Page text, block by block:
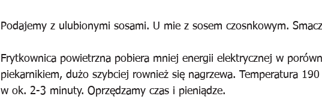
Podajemy z ulubionymi sosami. U mie z sosem czosnkowym.
Frytkownica powietrzna pobiera mniej energii elektrycznej w
piekarnikiem, dużo szybciej rownież się nagrzewa. Temperatura
w ok. 2-3 minuty. Oprzędzamy czas i pieniądze.